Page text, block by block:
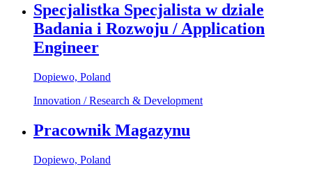
Specjalistka Specjalista w dziale
Badania i Rozwoju / Application
Engineer
Dopiewo, Poland
Innovation / Research & Development
Pracownik Magazynu
Dopiewo, Poland